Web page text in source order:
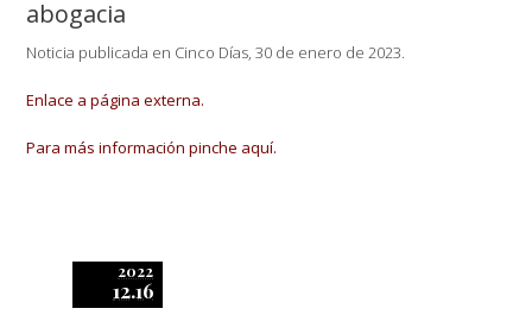
abogacia
Noticia publicada en Cinco Días, 30 de enero de 2023.
Enlace a página externa.
Para más información pinche aquí.
2022
12.16